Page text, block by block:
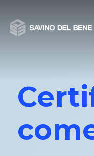
contenuto